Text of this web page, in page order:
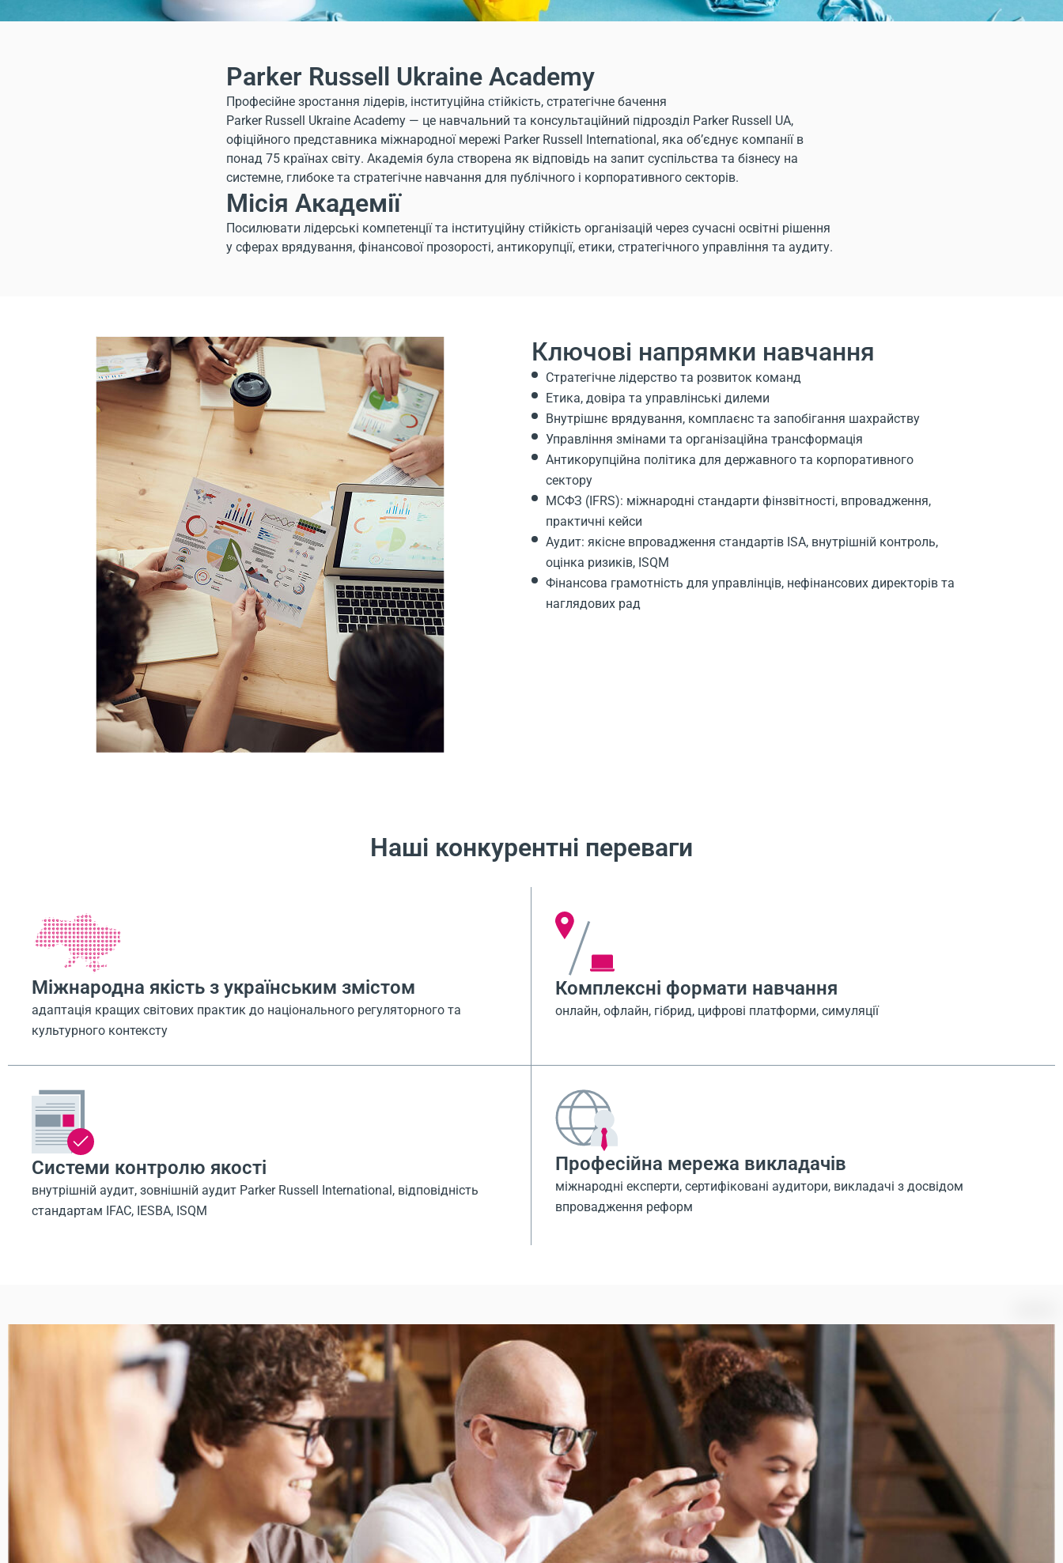
Parker Russell Ukraine Academy
Професійне зростання лідерів, інституційна стійкість, стратегічне бачення
Parker Russell Ukraine Academy — це навчальний та консультаційний підрозділ Parker Russell UA,
офіційного представника міжнародної мережі Parker Russell International, яка об’єднує компанії в
понад 75 країнах світу. Академія була створена як відповідь на запит суспільства та бізнесу на
системне, глибоке та стратегічне навчання для публічного і корпоративного секторів.
Місія Академії
Посилювати лідерські компетенції та інституційну стійкість організацій через сучасні освітні рішення
у сферах врядування, фінансової прозорості, антикорупції, етики, стратегічного управління та аудиту.
Ключові напрямки навчання
Стратегічне лідерство та розвиток команд
Етика, довіра та управлінські дилеми
Внутрішнє врядування, комплаєнс та запобігання шахрайству
Управління змінами та організаційна трансформація
Антикорупційна політика для державного та корпоративного
сектору
МСФЗ (IFRS): міжнародні стандарти фінзвітності, впровадження,
практичні кейси
Аудит: якісне впровадження стандартів ISA, внутрішній контроль,
оцінка ризиків, ISQM
Фінансова грамотність для управлінців, нефінансових директорів та
наглядових рад
Наші конкурентні переваги
Міжнародна якість з українським змістом
адаптація кращих світових практик до національного регуляторного та
культурного контексту
Комплексні формати навчання
онлайн, офлайн, гібрид, цифрові платформи, симуляції
Системи контролю якості
внутрішній аудит, зовнішній аудит Parker Russell International, відповідність
стандартам IFAC, IESBA, ISQM
Професійна мережа викладачів
міжнародні експерти, сертифіковані аудитори, викладачі з досвідом
впровадження реформ